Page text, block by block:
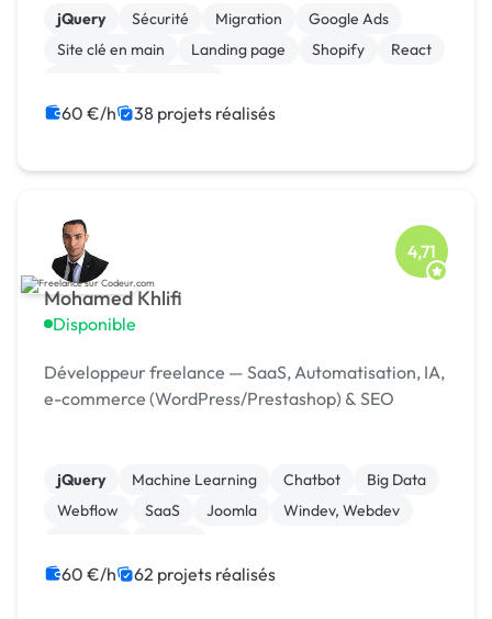
jQuery Sécurité Migration
Google Ads
Site clé en main
Landing page Shopify
React
60 €/h 38 projets réalisés
Mohamed Khlifi
Disponible
4,71
Développeur freelance — SaaS, Automatisation, IA,
e-commerce (WordPress/Prestashop) & SEO
jQuery Machine Learning Chatbot
Big Data
Webflow
SaaS Joomla
Windev, Webdev
60 €/h 62 projets réalisés